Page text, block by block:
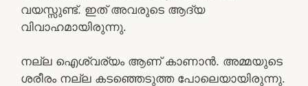
വയസ്സുണ്ട്. ഇത് അവരുടെ ആദ്യ
വിവാഹമായിരുന്നു.
നല്ല ഐശ്വര്യം ആണ് കാണാൻ. അമ്മയുടെ
ശരീരം നല്ല കടഞ്ഞെടുത്ത പോലെയായിരുന്നു.